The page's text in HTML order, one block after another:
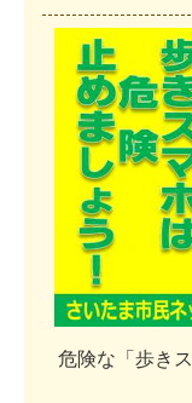
危険な 「 歩き ス